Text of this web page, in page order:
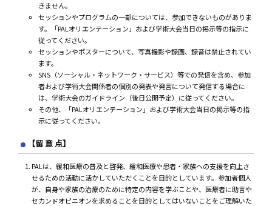
きません。
セッションやプログラムの一部については、参加できないものがありま
す。「PALオリエンテーション」および学術大会当日の掲示等の指示に
従ってください。
セッションやポスターについて、写真撮影や録画、録音は禁止されてい
ます。
SNS（ソーシャル・ネットワーク・サービス）等での発信を含め、参加
者および学術大会関係者の個別の発表や発言について発信する場合に
は、学術大会のガイドライン（後日公開予定）に従ってください。
その他、「PALオリエンテーション」および学術大会当日の掲示等の指
示に従ってください。
【留 意 点】
PALは、緩和医療の普及と啓発、緩和医療や患者・家族への支援を向上さ
せるための活動に活かしていただくことを目的としています。参加者個人
が、自身や家族の治療のために特定の内容を学ぶことや、医療者に助言や
セカンドオピニオンを求めることを目的としてはいないことをご理解いた